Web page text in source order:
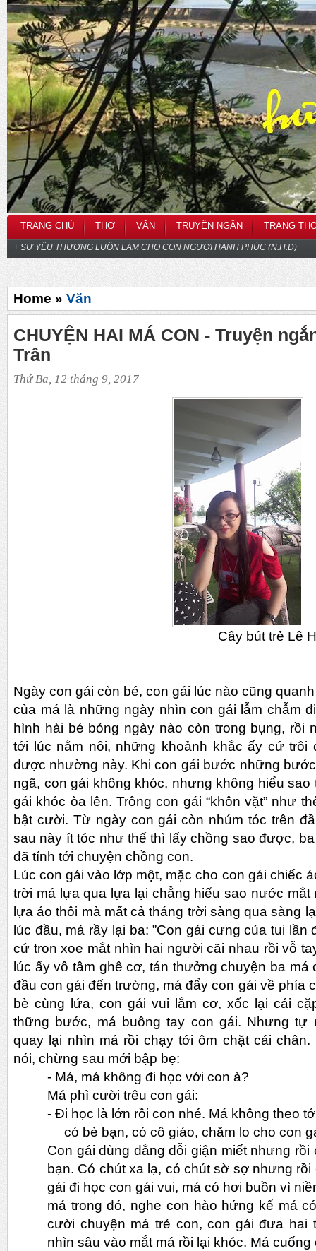
TRANG CHỦ THƠ VĂN TRUYỆN NGẮN TRANG
+ SỰ YÊU THƯƠNG LUÔN LÀM CHO CON NGƯỜI HẠNH PHÚC (N.H.D)
Home » Văn
CHUYỆN HAI MÁ CON - Truyện
Trân
Thứ Ba, 12 tháng 9, 2017
Cây bút trẻ Lê Hứa
Ngày con gái còn bé, con gái lúc nào cũng
của má là những ngày nhìn con gái lẫm chẫm
hình hài bé bỏng ngày nào còn trong bụng, rồi
tới lúc nằm nôi, những khoảnh khắc ấy cứ trôi
được nhường này. Khi con gái bước những
ngã, con gái không khóc, nhưng không hiểu
gái khóc òa lên. Trông con gái “khôn vặt” như
bật cười. Từ ngày con gái còn nhúm tóc trên
sau này ít tóc như thế thì lấy chồng sao được,
đã tính tới chuyện chồng con.
Lúc con gái vào lớp một, mặc cho con gái chiếc
trời má lựa qua lựa lại chẳng hiểu sao nước mắt
lựa áo thôi mà mất cả tháng trời sàng qua sàng
lúc đầu, má rầy lại ba: ”Con gái cưng của tui lần
cứ tron xoe mắt nhìn hai người cãi nhau rồi vỗ
lúc ấy vô tâm ghê cơ, tán thưởng chuyện ba má
đầu con gái đến trường, má đẩy con gái về phía
bè cùng lứa, con gái vui lắm cơ, xốc lại cái
thững bước, má buông tay con gái. Nhưng tự
quay lại nhìn má rồi chạy tới ôm chặt cái
nói, chừng sau mới bập bẹ:
- Má, má không đi học với con à?
Má phì cười trêu con gái:
- Đi học là lớn rồi con nhé. Má không theo
có bè bạn, có cô giáo, chăm lo cho con
Con gái dùng dằng dỗi giận miết nhưng rồi
bạn. Có chút xa lạ, có chút sờ sợ nhưng rồi
gái đi học con gái vui, má có hơi buồn vì
má trong đó, nghe con hào hứng kể má
cười chuyện má trẻ con, con gái đưa hai
nhìn sâu vào mắt má rồi lại khóc. Má cuống